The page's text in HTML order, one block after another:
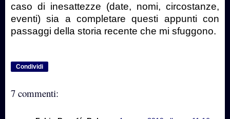
caso di inesattezze (date, nomi, circostanze,
eventi) sia a completare questi appunti con
passaggi della storia recente che mi sfuggono.
Condividi
7 commenti: